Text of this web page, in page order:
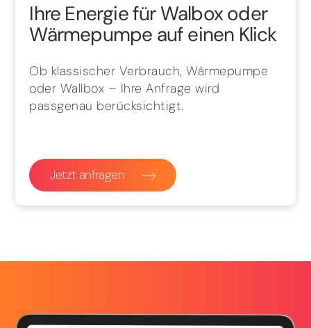
Ihre Energie für Walbox oder
Wärmepumpe auf einen Klick
Ob klassischer Verbrauch, Wärmepumpe
oder Wallbox – Ihre Anfrage wird
passgenau berücksichtigt.
Jetzt anfragen